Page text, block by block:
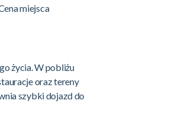
miejsca
życia. W pobliżu
oraz tereny
szybki dojazd do